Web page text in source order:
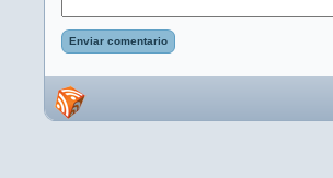
Enviar comentario